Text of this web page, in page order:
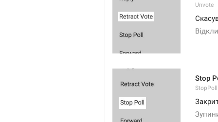
Unvote
Stop
StopPoll